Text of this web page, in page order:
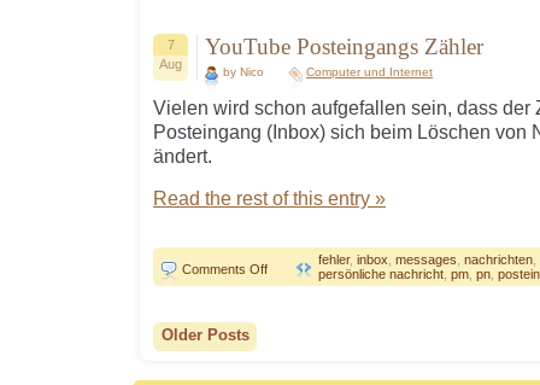
auf
Twitter
7
Aug
YouTube Posteingangs Zähler
by Nico Computer und Internet
Vielen wird schon aufgefallen sein, dass der
Posteingang (Inbox) sich beim Löschen von
ändert.
Read the rest of this entry »
Comments Offon
fehler, inbox messages nachrichten
persönliche nachricht pm pn
Older Posts